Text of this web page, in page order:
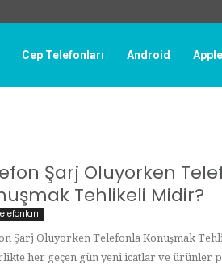
Cep Telefonları Android Apple
Şarj Oluyorken
Tehlikeli Midir?
Şarj Oluyorken Telefonla Konuşmak
her geçen gün yeni icatlar ve ürünler